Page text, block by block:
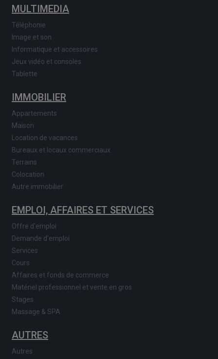
MULTIMEDIA
Téléphonie
Image et son
Informatique et accessoires
Jeux vidéo et consoles
Tablette
IMMOBILIER
Appartements
Maison
Location de vacances
Bureaux et locaux commerciaux
Terrains
Colocation
Autre immobilier
EMPLOI, AFFAIRES ET SERVICES
Offre d'emploi
Demande d'emploi
Services
Cours
Affaires et fonds de commerce
Matériel professionnel et vente en gros
Stages
Massage & SPA
AUTRES
Autres